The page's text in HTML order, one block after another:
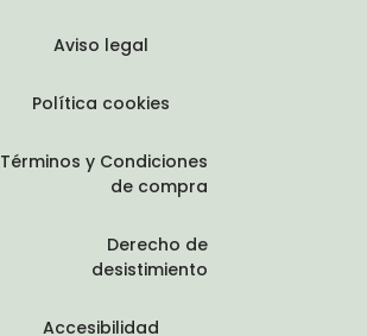
Aviso legal
Política cookies
Términos y Condiciones
de compra
Derecho de
desistimiento
Accesibilidad